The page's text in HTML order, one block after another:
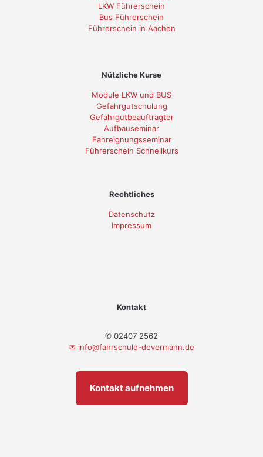
LKW Führerschein
Bus Führerschein
Führerschein in Aachen
Nützliche Kurse
Module LKW und BUS
Gefahrgutschulung
Gefahrgutbeauftragter
Aufbauseminar
Fahreignungsseminar
Führerschein Schnellkurs
Rechtliches
Datenschutz
Impressum
Kontakt
✆ 02407 2562
✉ info@fahrschule-dovermann.de
Kontakt aufnehmen